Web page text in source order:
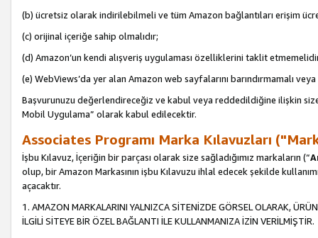
(b) ücretsiz olarak indirilebilmeli ve tüm Amazon bağlantıları erişim
(c) orijinal içeriğe sahip olmalıdır;
(d) Amazon’un kendi alışveriş uygulaması özelliklerini taklit
(e) WebViews’da yer alan Amazon web sayfalarını barındırmamalı
Başvurunuzu değerlendireceğiz ve kabul veya reddedildiğine ilişkin
Mobil Uygulama” olarak kabul edilecektir.
Associates Programı Marka Kılavuzları
İşbu Kılavuz, İçeriğin bir parçası olarak size sağladığımız markaların (“
olup, bir Amazon Markasının işbu Kılavuzu ihlal edecek şekilde
açacaktır.
1. AMAZON MARKALARINI YALNIZCA SİTENİZDE GÖRSEL OLARAK,
İLGİLİ SİTEYE BİR ÖZEL BAĞLANTI İLE KULLANMANIZA İZİN VERİLMİŞTİR.